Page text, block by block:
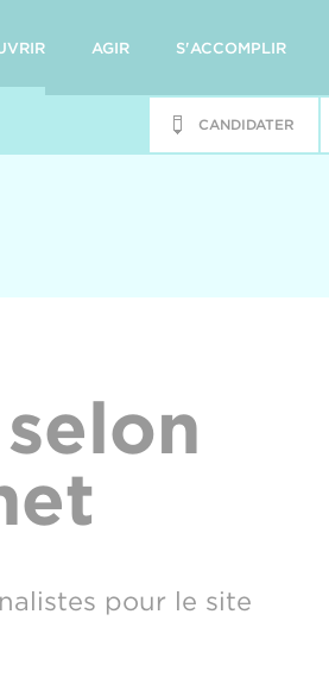
AGIR S'ACCOMPLIR
CANDIDATER
pour le site